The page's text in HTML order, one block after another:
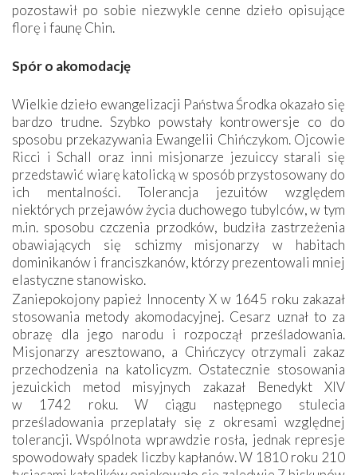
pozostawił po sobie niezwykle cenne dzieło opisujące
florę i faunę Chin.
Spór o akomodację
Wielkie dzieło ewangelizacji Państwa Środka okazało się
bardzo trudne. Szybko powstały kontrowersje co do
sposobu przekazywania Ewangelii Chińczykom. Ojcowie
Ricci i Schall oraz inni misjonarze jezuiccy starali się
przedstawić wiarę katolicką w sposób przystosowany do
ich mentalności. Tolerancja jezuitów względem
niektórych przejawów życia duchowego tubylców, w tym
m.in. sposobu czczenia przodków, budziła zastrzeżenia
obawiających się schizmy misjonarzy w habitach
dominikanów i franciszkanów, którzy prezentowali mniej
elastyczne stanowisko.
Zaniepokojony papież Innocenty X w 1645 roku zakazał
stosowania metody akomodacyjnej. Cesarz uznał to za
obrazę dla jego narodu i rozpoczął prześladowania.
Misjonarzy aresztowano, a Chińczycy otrzymali zakaz
przechodzenia na katolicyzm. Ostatecznie stosowania
jezuickich metod misyjnych zakazał Benedykt XIV
w 1742 roku. W ciągu następnego stulecia
prześladowania przeplatały się z okresami względnej
tolerancji. Wspólnota wprawdzie rosła, jednak represje
spowodowały spadek liczby kapłanów. W 1810 roku 210